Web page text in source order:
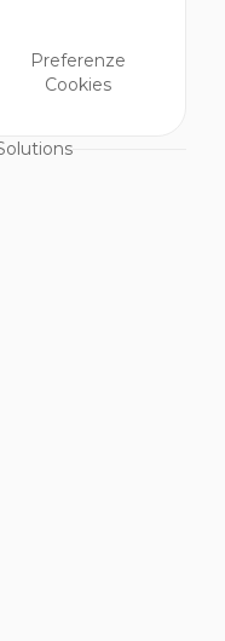
Preferenze
Cookies